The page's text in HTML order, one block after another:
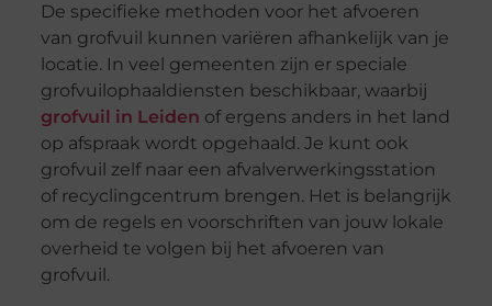
De specifieke methoden voor het afvoeren
van grofvuil kunnen variëren afhankelijk van je
locatie. In veel gemeenten zijn er speciale
grofvuilophaaldiensten beschikbaar, waarbij
grofvuil in Leiden of ergens anders in het land
op afspraak wordt opgehaald. Je kunt ook
grofvuil zelf naar een afvalverwerkingsstation
of recyclingcentrum brengen. Het is belangrijk
om de regels en voorschriften van jouw lokale
overheid te volgen bij het afvoeren van
grofvuil.